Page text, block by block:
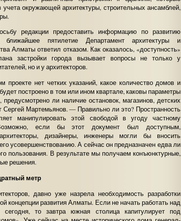
учета окружающей архитектуры, строительных ансамблей,
редакции предоставить информацию по развитию
ближайшее пятилетие Департамент архитектуры и
Алматы ответил отказом. Как оказалось, «доступность»
застройки города вызывает вопросы не только у
но и у архитекторов.
нет четких указаний, какое количество домов и
построено в том или ином квартале, каковы параметры
предусмотрено ли наличие остановок, магазинов, детских
Сергей Мартемьянов. — Правильно ли это? Пространность
манипулировать этой свободой в угоду частному
если бы этот документ был доступным,
дизайнеры, инженеры могли бы вносить
усовершенствованию. А сейчас он предназначен едва ли
пользования. В результате мы получаем конъюнктурные,
решения.
метр
давно уже назрела необходимость разработки
концепции развития Алматы. Если не начать работать над
сегодня, то завтра южная столица капитулирует под